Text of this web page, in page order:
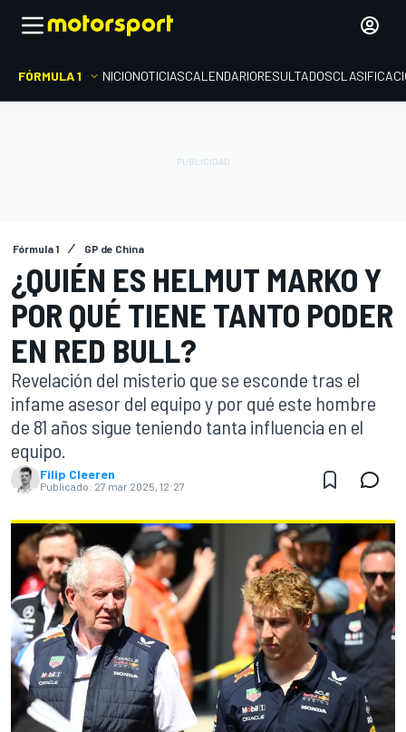
FÓRMULA 1 INICIONOTICIASCALENDARIORESULTADOS
Fórmula 1 GP de China
¿QUIÉN ES HELMUT MARKO Y
POR QUÉ TIENE TANTO PODER
EN RED BULL?
Revelación del misterio que se esconde tras el
infame asesor del equipo y por qué este hombre
de 81 años sigue teniendo tanta influencia en el
equipo.
Filip Cleeren
Publicado: 27 mar 2025, 12:27